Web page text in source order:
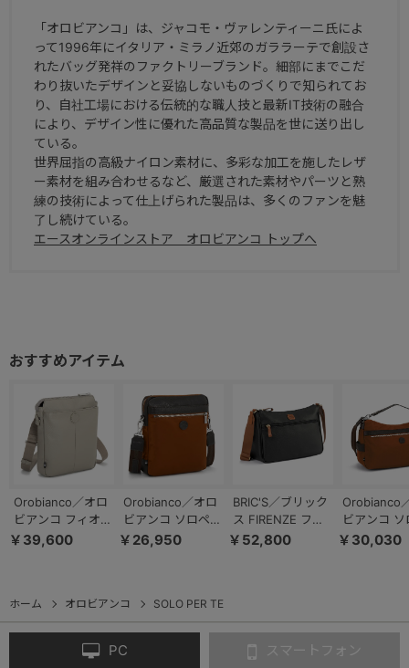
「オロビアンコ」は、ジャコモ・ヴァレンティーニ氏によ
って1996年にイタリア・ミラノ近郊のガララーテで創設さ
れたバッグ発祥のファクトリーブランド。細部にまでこだ
わり抜いたデザインと妥協しないものづくりで知られてお
り、自社工場における伝統的な職人技と最新IT技術の融合
により、デザイン性に優れた高品質な製品を世に送り出し
ている。
世界屈指の高級ナイロン素材に、多彩な加工を施したレザ
ー素材を組み合わせるなど、厳選された素材やパーツと熟
練の技術によって仕上げられた製品は、多くのファンを魅
了し続けている。
エースオンラインストア オロビアンコ トップへ
Orobianco／オロ
ビアンコ フィオレ
ショルダーバッグ
￥39,600
Orobianco／オロ
ビアンコ ソロペル
テ ショルダーバッ
￥26,950
BRIC'S／ブリック
ス FIRENZE フィ
レンツェ ショルダ
￥52,800
Orobianco
ビアンコ ソ
テ ショルダ
￥30,030
ホーム オロビアンコ SOLO PER TE
PC スマートフォン